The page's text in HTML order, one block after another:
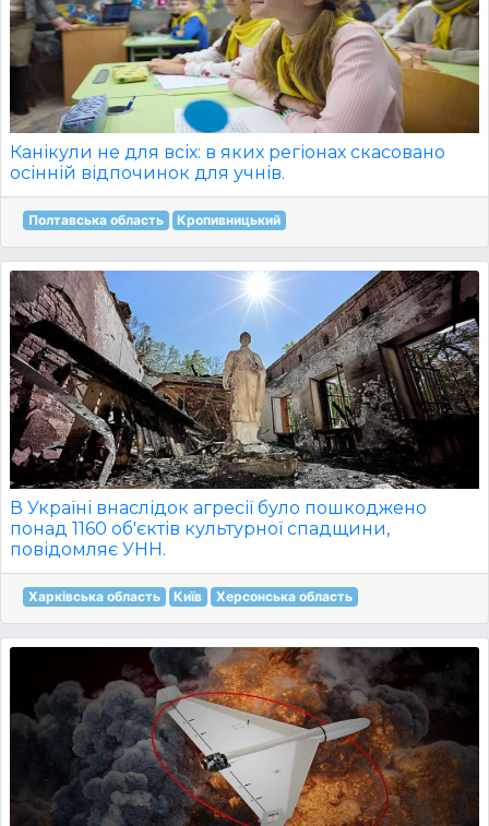
Канікули не для всіх: в яких регіонах скасовано
осінній відпочинок для учнів.
Полтавська область Кропивницький
В Україні внаслідок агресії було пошкоджено
понад 1160 об'єктів культурної спадщини,
повідомляє УНН.
Харківська область Київ Херсонська область